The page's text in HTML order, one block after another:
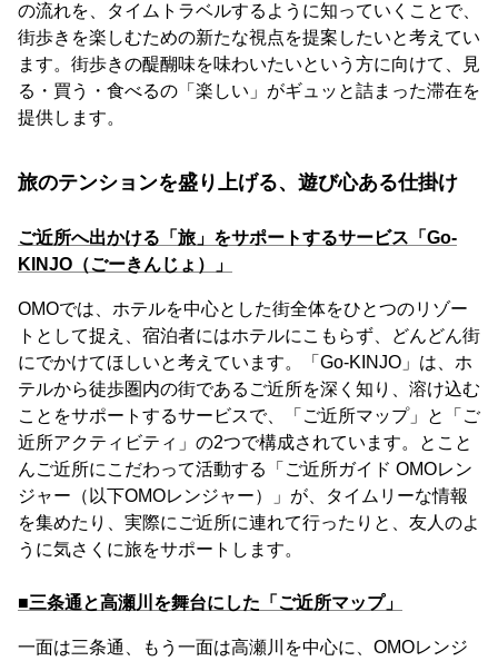
の流れを、タイムトラベルするように知っていくことで、
街歩きを楽しむための新たな視点を提案したいと考えてい
ます。街歩きの醍醐味を味わいたいという方に向けて、見
る・買う・食べるの「楽しい」がギュッと詰まった滞在を
提供します。
旅のテンションを盛り上げる、遊び心ある仕掛け
ご近所へ出かける「旅」をサポートするサービス「Go-
KINJO（ごーきんじょ）」
OMOでは、ホテルを中心とした街全体をひとつのリゾー
トとして捉え、宿泊者にはホテルにこもらず、どんどん街
にでかけてほしいと考えています。「Go-KINJO」は、ホ
テルから徒歩圏内の街であるご近所を深く知り、溶け込む
ことをサポートするサービスで、「ご近所マップ」と「ご
近所アクティビティ」の2つで構成されています。とこと
んご近所にこだわって活動する「ご近所ガイド OMOレン
ジャー（以下OMOレンジャー）」が、タイムリーな情報
を集めたり、実際にご近所に連れて行ったりと、友人のよ
うに気さくに旅をサポートします。
■三条通と高瀬川を舞台にした「ご近所マップ」
一面は三条通、もう一面は高瀬川を中心に、OMOレンジ